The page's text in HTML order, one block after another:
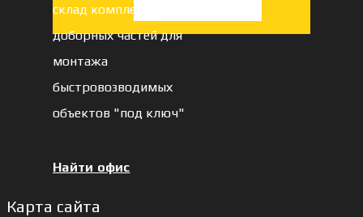
склад комплектующих и
доборных частей для
монтажа
быстровозводимых
объектов "под ключ"
Найти офис
Карта сайта